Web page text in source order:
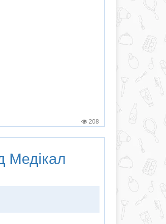
208
Медікал